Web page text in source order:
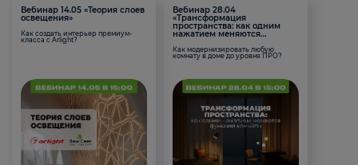
Вебинар 14.05 «Теория слоев
освещения»
Как создать интерьер премиум-
класса с Arlight?
Вебинар 28.04
«Трансформация
пространства: как одним
нажатием меняются
Как модернизировать любую
комнату в доме до уровня ПРО?